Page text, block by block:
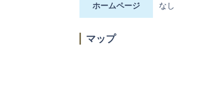
ホームページ なし
マップ